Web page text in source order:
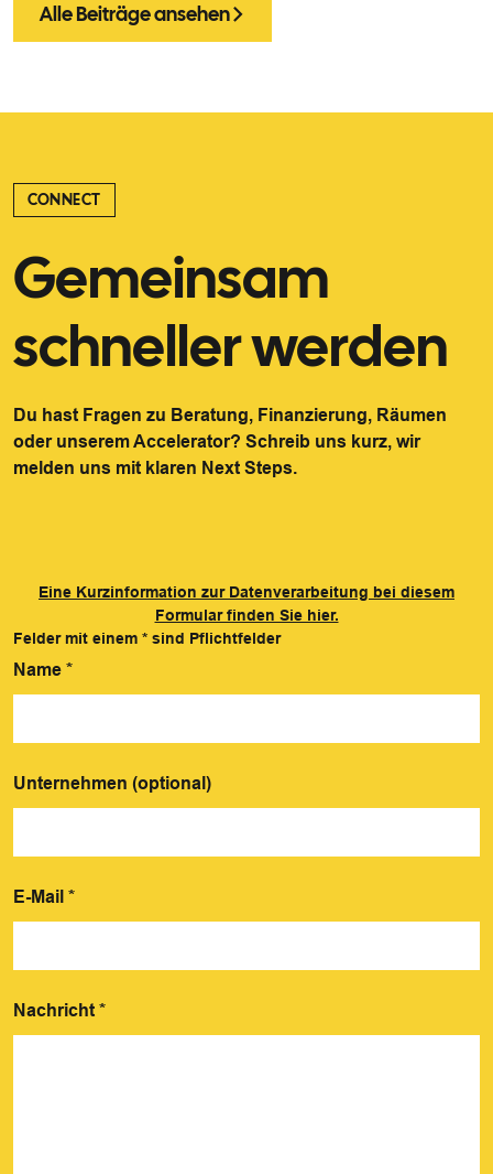
Alle Beiträge ansehen
CONNECT
Gemeinsam
schneller werden
Du hast Fragen zu Beratung, Finanzierung, Räumen
oder unserem Accelerator? Schreib uns kurz, wir
melden uns mit klaren Next Steps.
Eine Kurzinformation zur Datenverarbeitung bei diesem
Formular finden Sie hier.
Felder mit einem * sind Pflichtfelder
Name *
Unternehmen (optional)
E-Mail *
Nachricht *